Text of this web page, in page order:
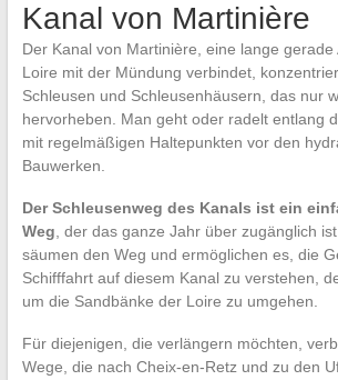
Kanal von Martinière
Der Kanal von Martinière, eine lange gerade
Loire mit der Mündung verbindet,
Schleusen und Schleusenhäusern, das nur
hervorheben. Man geht oder radelt entlang
mit regelmäßigen Haltepunkten vor den
Bauwerken.
Der Schleusenweg des Kanals ist ein
Weg, der das ganze Jahr über zugänglich
säumen den Weg und ermöglichen es, die
Schifffahrt auf diesem Kanal zu verstehen,
um die Sandbänke der Loire zu umgehen.
Für diejenigen, die verlängern möchten,
Wege, die nach Cheix-en-Retz und zu den